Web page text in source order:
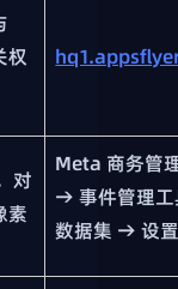
权
对
素
Meta 商务管
→ 事件管理
数据集 → 设